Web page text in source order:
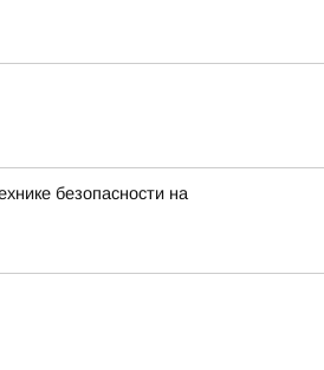
безопасности на